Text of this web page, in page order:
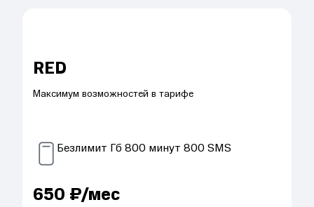
RED
Максимум возможностей в тарифе
Безлимит Гб 800 минут 800SMS
650 ₽/мес